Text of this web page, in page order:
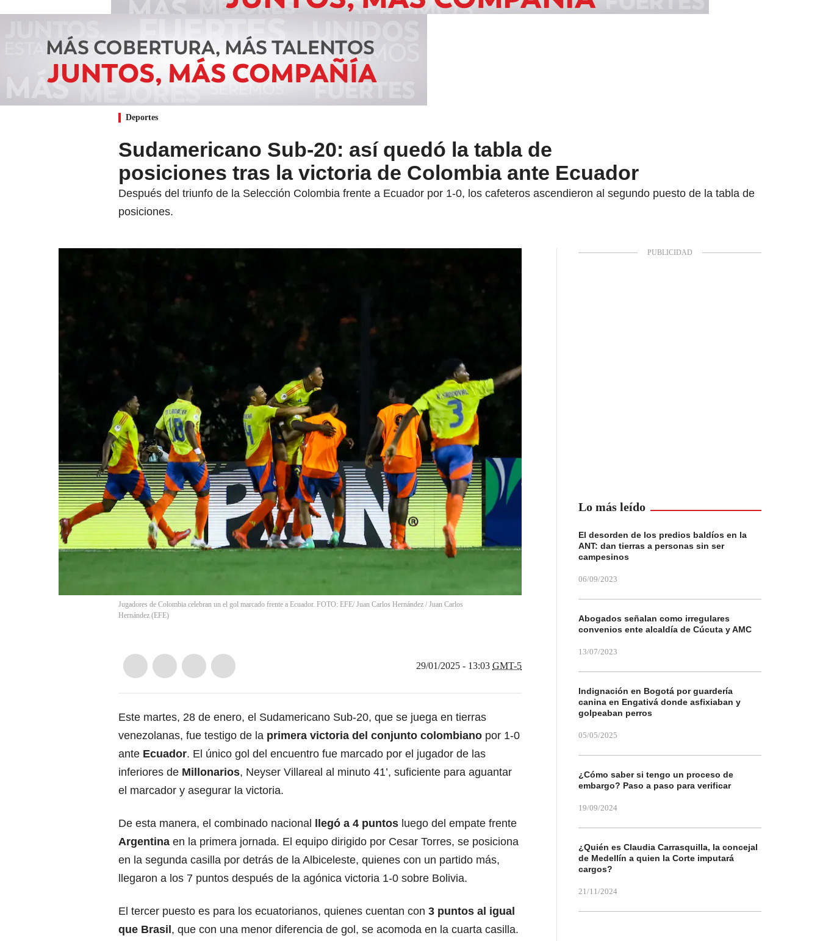
Deportes
Sudamericano Sub-20: así quedó la tabla de
posiciones tras la victoria de Colombia ante Ecuador
Después del triunfo de la Selección Colombia frente a Ecuador por 1-0, los cafeteros ascendieron al segundo puesto de la tabla de
posiciones.
Jugadores de Colombia celebran un el gol marcado frente a Ecuador. FOTO: EFE/ Juan Carlos Hernández / Juan Carlos
Hernández (EFE)
29/01/2025 - 13:03 GMT-5
Este martes, 28 de enero, el Sudamericano Sub-20, que se juega en tierras
venezolanas, fue testigo de la primera victoria del conjunto colombiano por 1-0
ante Ecuador. El único gol del encuentro fue marcado por el jugador de las
inferiores de Millonarios, Neyser Villareal al minuto 41’, suficiente para aguantar
el marcador y asegurar la victoria.
De esta manera, el combinado nacional llegó a 4 puntos luego del empate frente
Argentina en la primera jornada. El equipo dirigido por Cesar Torres, se posiciona
en la segunda casilla por detrás de la Albiceleste, quienes con un partido más,
llegaron a los 7 puntos después de la agónica victoria 1-0 sobre Bolivia.
El tercer puesto es para los ecuatorianos, quienes cuentan con 3 puntos al igual
que Brasil , que con una menor diferencia de gol, se acomoda en la cuarta casilla.
Lo más leído
El desorden de los predios baldíos en la
ANT: dan tierras a personas sin ser
campesinos
06/09/2023
Abogados señalan como irregulares
convenios ente alcaldía de Cúcuta y AMC
13/07/2023
Indignación en Bogotá por guardería
canina en Engativá donde asfixiaban y
golpeaban perros
05/05/2025
¿Cómo saber si tengo un proceso de
embargo? Paso a paso para verificar
19/09/2024
¿Quién es Claudia Carrasquilla, la concejal
de Medellín a quien la Corte imputará
cargos?
21/11/2024